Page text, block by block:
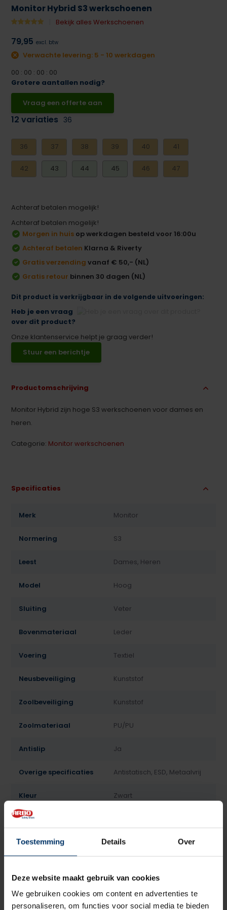
Toestemming Details Over
Deze website maakt gebruik van cookies
We gebruiken cookies om content en advertenties te
personaliseren, om functies voor social media te bieden
Monitor Hybrid S3 werkschoenen
Bekijk alles Werkschoenen
79,95 excl. btw
Verwachte levering: 5 - 10 werkdagen
00 : 00 : 00 : 00
Grotere aantallen nodig?
Vraag een offerte aan
12 variaties 36
36 37 38 39 40 41
42 43 44 45 46 47
Achteraf betalen mogelijk!
Achteraf betalen mogelijk!
Morgen in huis op werkdagen besteld voor 16:00u
Achteraf betalen Klarna & Riverty
Gratis verzending vanaf € 50,- (NL)
Gratis retour binnen 30 dagen (NL)
Dit product is verkrijgbaar in de volgende uitvoeringen:
Heb je een vraag
over dit product?
Onze klantenservice helpt je graag verder!
Stuur een berichtje
Productomschrijving
Monitor Hybrid zijn hoge S3 werkschoenen voor dames en
heren.
Categorie: Monitor werkschoenen
Specificaties
Merk Monitor
Normering S3
Leest Dames, Heren
Model Hoog
Sluiting Veter
Bovenmateriaal Leder
Voering Textiel
Neusbeveiliging Kunststof
Zoolbeveiliging Kunststof
Zoolmateriaal PU/PU
Antislip Ja
Overige specificaties Antistatisch, ESD, Metaalvrij
Kleur Zwart
Beoordelingen
5van5 Gebaseerd op 2 beoordeling(en)
Schrijf je eigen review